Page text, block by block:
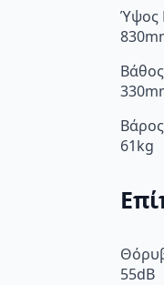
Ύψος
61kg
55dB